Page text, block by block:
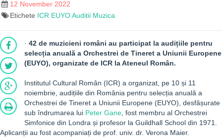
12 November 2022
Etichete ICR EUYO Auditii Muzica
· 42 de muzicieni români au participat la audițiile pentru
selecția anuală a Orchestrei de Tineret a Uniunii Europene
(EUYO), organizate de ICR la Ateneul Român.
Institutul Cultural Român (ICR) a organizat, pe 10 și 11
noiembrie, audițiile din România pentru selecția anuală a
Orchestrei de Tineret a Uniunii Europene (EUYO), desfășurate
sub îndrumarea lui Peter Gane , fost membru al Orchestrei
Simfonice din Londra și profesor la Guildhall School din 1971.
Aplicanții au fost acompaniați de prof. univ. dr. Verona Maier.